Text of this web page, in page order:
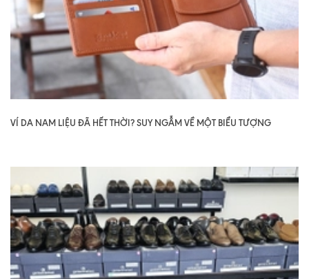
VÍ DA NAM LIỆU ĐÃ HẾT THỜI? SUY NGẪM VỀ MỘT BIỂU TƯỢNG